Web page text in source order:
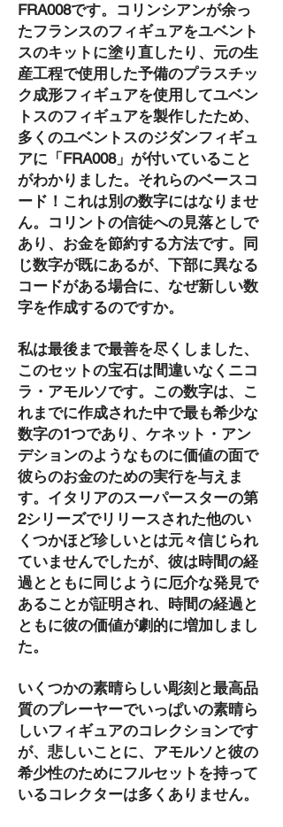
FRA008です。コリンシアンが余っ
たフランスのフィギュアをユベント
スのキットに塗り直したり、元の生
産工程で使用した予備のプラスチッ
ク成形フィギュアを使用してユベン
トスのフィギュアを製作したため、
多くのユベントスのジダンフィギュ
アに「FRA008」が付いていること
がわかりました。それらのベースコ
ード！これは別の数字にはなりませ
ん。コリントの信徒への見落としで
あり、お金を節約する方法です。同
じ数字が既にあるが、下部に異なる
コードがある場合に、なぜ新しい数
字を作成するのですか。
私は最後まで最善を尽くしました、
このセットの宝石は間違いなくニコ
ラ・アモルソです。この数字は、こ
れまでに作成された中で最も希少な
数字の1つであり、ケネット・アン
デションのようなものに価値の面で
彼らのお金のための実行を与えま
す。イタリアのスーパースターの第
2シリーズでリリースされた他のい
くつかほど珍しいとは元々信じられ
ていませんでしたが、彼は時間の経
過とともに同じように厄介な発見で
あることが証明され、時間の経過と
ともに彼の価値が劇的に増加しまし
た。
いくつかの素晴らしい彫刻と最高品
質のプレーヤーでいっぱいの素晴ら
しいフィギュアのコレクションです
が、悲しいことに、アモルソと彼の
希少性のためにフルセットを持って
いるコレクターは多くありません。